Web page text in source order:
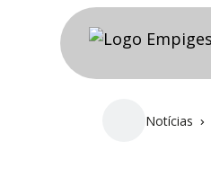
Skip to main content
Notícias